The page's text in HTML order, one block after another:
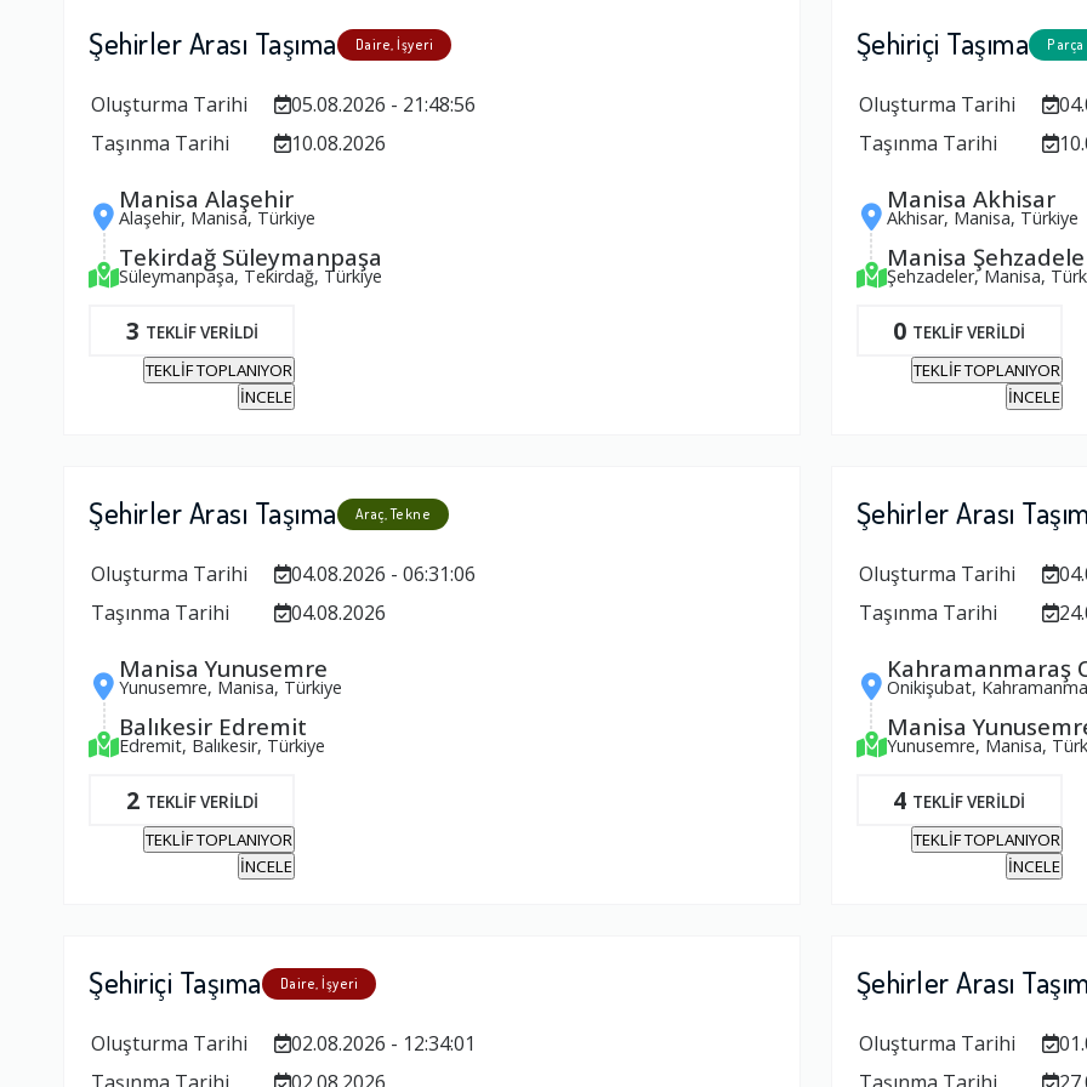
Şehirler Arası Taşıma Daire, İşyeri
Oluşturma Tarihi
05.08.2026 - 21:48:56
Taşınma Tarihi
10.08.2026
Manisa Alaşehir
Alaşehir, Manisa, Türkiye
Tekirdağ Süleymanpaşa
Süleymanpaşa, Tekirdağ, Türkiye
3 TEKLİF VERİLDİ
TEKLİF TOPLANIYOR
İNCELE
Şehiriçi Taşıma Parça
Oluşturma Tarihi
Taşınma Tarihi
Manisa Akhisar
Akhisar, Manisa, Türkiye
Manisa
Şehzadeler, Manisa,
0 TEKLİF VERİLDİ
TEKLİF TOPLANIYOR
İNCELE
Şehirler Arası Taşıma Araç, Tekne
Oluşturma Tarihi
04.08.2026 - 06:31:06
Taşınma Tarihi
04.08.2026
Manisa Yunusemre
Yunusemre, Manisa, Türkiye
Balıkesir Edremit
Edremit, Balıkesir, Türkiye
2 TEKLİF VERİLDİ
TEKLİF TOPLANIYOR
İNCELE
Şehirler Arası
Oluşturma Tarihi
Taşınma Tarihi
Kahramanmaraş
Onikişubat,
Manisa
Yunusemre, Manisa,
4 TEKLİF VERİLDİ
TEKLİF TOPLANIYOR
İNCELE
Şehiriçi Taşıma Daire, İşyeri
Oluşturma Tarihi
02.08.2026 - 12:34:01
Şehirler Arası
Oluşturma Tarihi